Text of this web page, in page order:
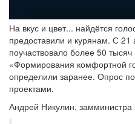
На вкус и цвет... найдётся
предоставили и курянам. С
поучаствовало более 50
«Формирования комфортной
определили заранее. Опрос
проектами.
Андрей Никулин,